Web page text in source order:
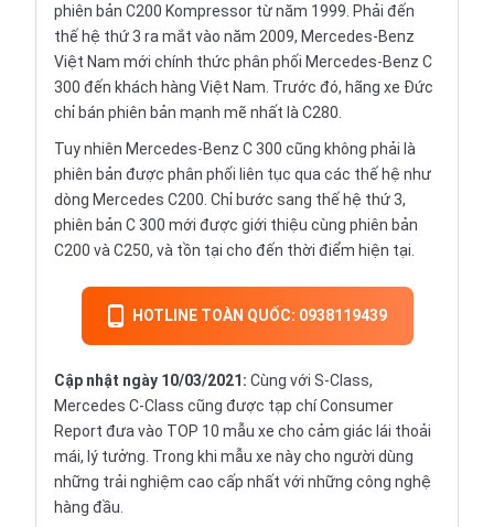
phiên bản C200 Kompressor từ năm 1999. Phải đến
thế hệ thứ 3 ra mắt vào năm 2009, Mercedes-Benz
Việt Nam mới chính thức phân phối Mercedes-Benz C
300 đến khách hàng Việt Nam. Trước đó, hãng xe Đức
chỉ bán phiên bản mạnh mẽ nhất là C280.
Tuy nhiên Mercedes-Benz C 300 cũng không phải là
phiên bản được phân phối liên tục qua các thế hệ như
dòng Mercedes C200. Chỉ bước sang thế hệ thứ 3,
phiên bản C 300 mới được giới thiệu cùng phiên bản
C200 và C250, và tồn tại cho đến thời điểm hiện tại.
HOTLINE TOÀN QUỐC: 0938119439
Cập nhật ngày 10/03/2021: Cùng với S-Class,
Mercedes C-Class cũng được tạp chí Consumer
Report đưa vào TOP 10 mẫu xe cho cảm giác lái thoải
mái, lý tưởng. Trong khi mẫu xe này cho người dùng
những trải nghiệm cao cấp nhất với những công nghệ
hàng đầu.